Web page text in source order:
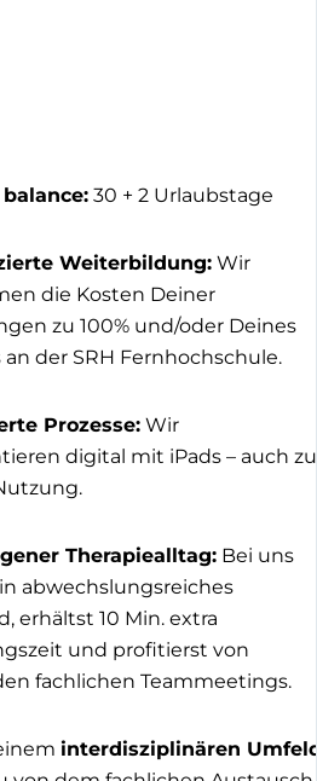
30 + 2 Urlaubstage
Weiterbildung: Wir
die Kosten Deiner
zu 100% und/oder Deines
der SRH Fernhochschule.
Prozesse: Wir
digital mit iPads – auch
Therapiealltag: Bei uns
abwechslungsreiches
erhältst 10 Min. extra
und profitierst von
fachlichen Teammeetings.
interdisziplinären